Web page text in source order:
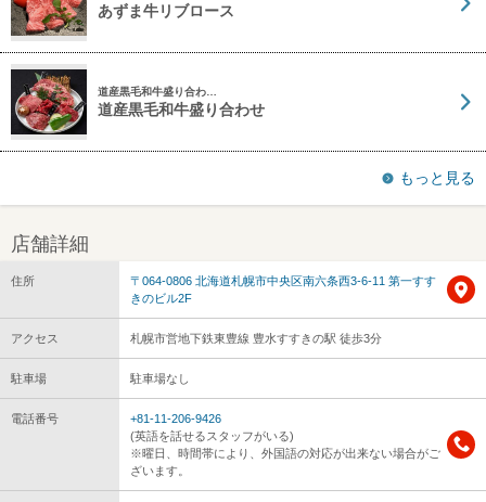
あずま牛リブロース
道産黒毛和牛盛り合わ…
道産黒毛和牛盛り合わせ
もっと見る
店舗詳細
住所
〒064-0806 北海道札幌市中央区南六条西3-6-11 第一すす
きのビル2F
アクセス 札幌市営地下鉄東豊線 豊水すすきの駅 徒歩3分
駐車場 駐車場なし
電話番号
+81-11-206-9426
(英語を話せるスタッフがいる)
※曜日、時間帯により、外国語の対応が出来ない場合がご
ざいます。